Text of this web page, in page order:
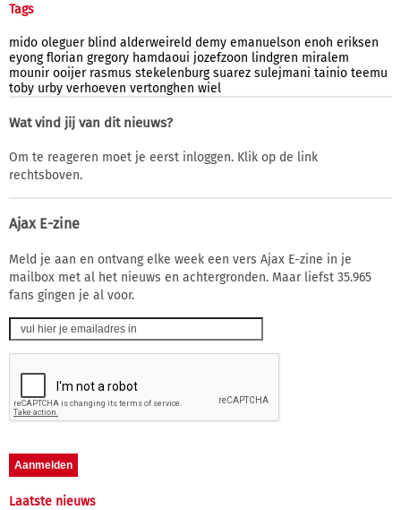
Tags
mido oleguer blind alderweireld demy emanuelson enoh eriksen
eyong florian gregory hamdaoui jozefzoon lindgren miralem
mounir ooijer rasmus stekelenburg suarez sulejmani tainio teemu
toby urby verhoeven vertonghen wiel
Wat vind jij van dit nieuws?
Om te reageren moet je eerst inloggen. Klik op de link
rechtsboven.
Ajax E-zine
Meld je aan en ontvang elke week een vers Ajax E-zine in je
mailbox met al het nieuws en achtergronden. Maar liefst 35.965
fans gingen je al voor.
Laatste nieuws